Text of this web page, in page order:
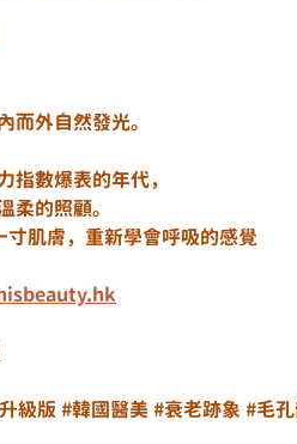
外自然發光。
指數爆表的年代，
柔的照顧。
肌膚，重新學會呼吸的感覺
級版 #韓國醫美#衰老跡象 #毛